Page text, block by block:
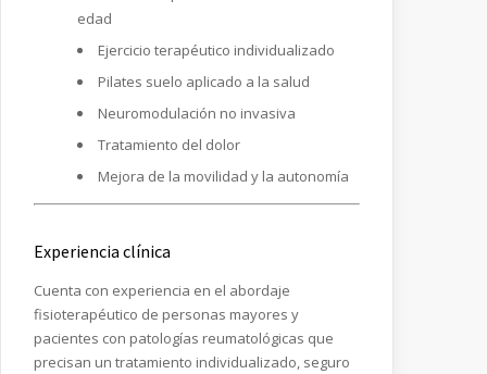
edad
Ejercicio terapéutico individualizado
Pilates suelo aplicado a la salud
Neuromodulación no invasiva
Tratamiento del dolor
Mejora de la movilidad y la autonomía
Experiencia clínica
Cuenta con experiencia en el abordaje
fisioterapéutico de personas mayores y
pacientes con patologías reumatológicas que
precisan un tratamiento individualizado, seguro